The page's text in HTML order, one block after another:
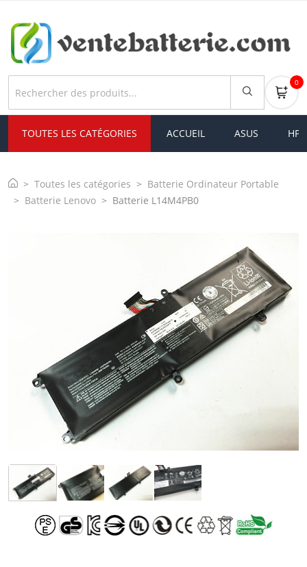
0
TOUTES LES CATÉGORIES ACCUEIL ASUS HP
Toutes les catégories
Batterie Ordinateur Portable
Batterie Lenovo
Batterie L14M4PB0